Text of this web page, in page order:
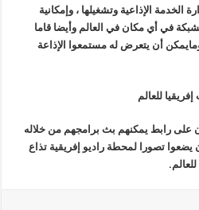
الخدمة الإذاعية وتشغيلها ، وإمكانية
في أي مكان في العالم وأيضا قاما
أن يتعرض له مستمعوا الإذاعة
للعالم
على رابط يمكنهم بث برامجهم من خلاله
تصورا لمحطة راديو إفريقية تذاع